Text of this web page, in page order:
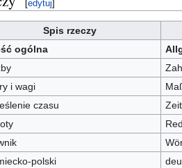
[edytuj]
Spis rzeczy
ogólna
i wagi
czasu
polski